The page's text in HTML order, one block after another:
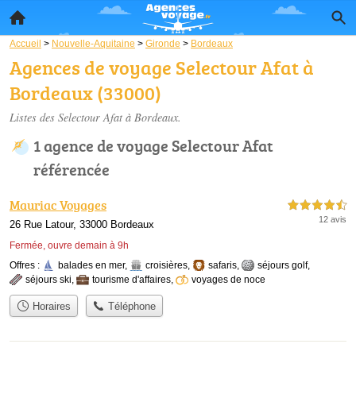
Accueil > Nouvelle-Aquitaine > Gironde > Bordeaux
Agences de voyage Selectour Afat à
Bordeaux (33000)
Listes des Selectour Afat à Bordeaux.
1 agence de voyage Selectour Afat
référencée
Mauriac Voyages
26 Rue Latour, 33000 Bordeaux
Fermée, ouvre demain à 9h
4,5 étoiles sur 5
12 avis
Offres : balades en mer, croisières, safaris, séjours golf,
séjours ski, tourisme d'affaires, voyages de noce
Horaires Téléphone